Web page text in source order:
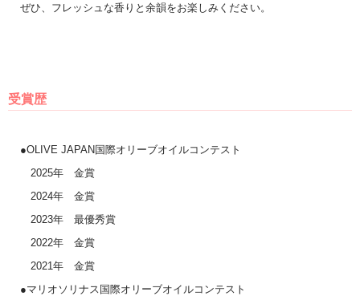
ぜひ、フレッシュな香りと余韻をお楽しみください。
受賞歴
●OLIVE JAPAN国際オリーブオイルコンテスト
2025年 金賞
2024年 金賞
2023年 最優秀賞
2022年 金賞
2021年 金賞
●マリオソリナス国際オリーブオイルコンテスト